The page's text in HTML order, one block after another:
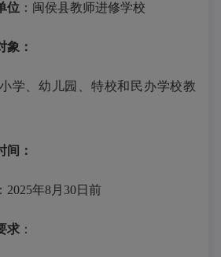
位 ： 闽侯县教师进修学校
象：
学、幼儿园、特校和民办学校教
间：
2025年8月30日前
求 ：